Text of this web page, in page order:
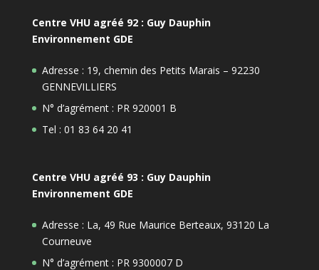
Centre VHU agréé 92 : Guy Dauphin
Environnement GDE
Adresse : 19, chemin des Petits Marais – 92230
GENNEVILLIERS
N° d’agrément : PR 920001 B
Tel : 01 83 64 20 41
Centre VHU agréé 93 : Guy Dauphin
Environnement GDE
Adresse : La, 49 Rue Maurice Berteaux, 93120 La
Courneuve
N° d’agrément : PR 9300007 D